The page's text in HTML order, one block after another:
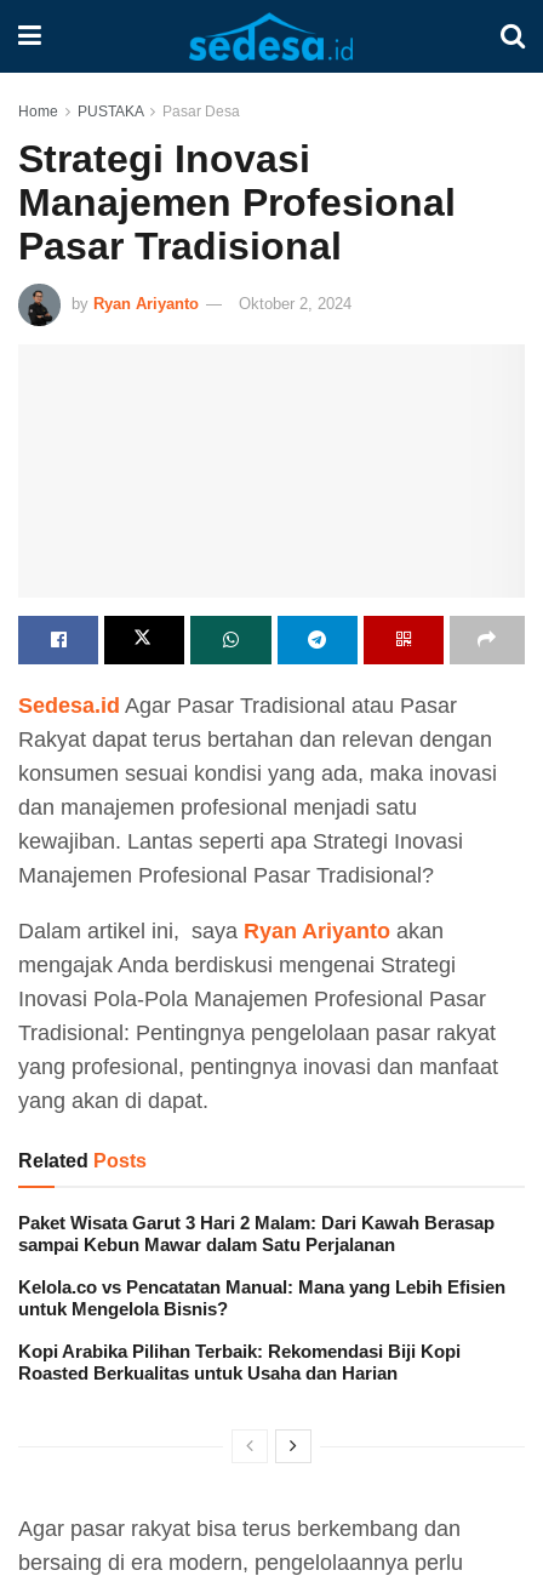
Home PUSTAKA Pasar Desa
Strategi Inovasi
Manajemen Profesional
Pasar Tradisional
by Ryan Ariyanto Oktober 2, 2024
Sedesa.id Agar Pasar Tradisional atau Pasar
Rakyat dapat terus bertahan dan relevan dengan
konsumen sesuai kondisi yang ada, maka inovasi
dan manajemen profesional menjadi satu
kewajiban. Lantas seperti apa Strategi Inovasi
Manajemen Profesional Pasar Tradisional?
Dalam artikel ini, saya Ryan Ariyanto akan
mengajak Anda berdiskusi mengenai Strategi
Inovasi Pola-Pola Manajemen Profesional Pasar
Tradisional: Pentingnya pengelolaan pasar rakyat
yang profesional, pentingnya inovasi dan manfaat
yang akan di dapat.
Related Posts
Paket Wisata Garut 3 Hari 2 Malam: Dari Kawah Berasap
sampai Kebun Mawar dalam Satu Perjalanan
Kelola.co vs Pencatatan Manual: Mana yang Lebih Efisien
untuk Mengelola Bisnis?
Kopi Arabika Pilihan Terbaik: Rekomendasi Biji Kopi
Roasted Berkualitas untuk Usaha dan Harian
Agar pasar rakyat bisa terus berkembang dan
bersaing di era modern, pengelolaannya perlu